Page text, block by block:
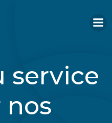
service
nos